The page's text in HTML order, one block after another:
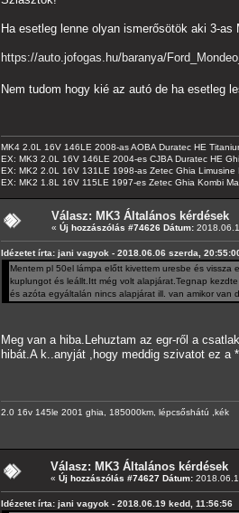
Ha esetleg lenne olyan ismerősötök aki 3-
https://auto.jofogas.hu/baranya/
Nem tudom hogy kié az autó de ha esetleg
MK4 2.0L 16V 146LE 2008-as AOBA Duratec HE
EX: MK3 2.0L 16V 146LE 2004-es CJBA Duratec HE
EX: MK2 2.0L 16V 131LE 1998-as Zetec Ghia Limusine
EX: MK2 1.8L 16V 115LE 1997-es Zetec Ghia Kombi
Válasz: MK3 Általános kérdések
« Új hozzászólás #74626 Dátum:
Idézetet írta: jani vagyok - 2018.06.06 szerda,
Mentem pl 50el lámpa előtt kivettem uresbe és
kuplungot és leállt.Itt még volt alapjárat.Tegnap
és azóta egyáltalán nincs alapjárat ill. van amikor van
Meg van a hiba.Lehuztam az egr-ről a
hibát.A k..anyját ,hogy meddig szivatot ez a
2.0 16v 145le 2001 ghia, 185000km, lépcsőshátú ,kék
Válasz: MK3 Általános kérdések
« Új hozzászólás #74627 Dátum:
Idézetet írta: jani vagyok - 2018.06.19 kedd, 11:56:56